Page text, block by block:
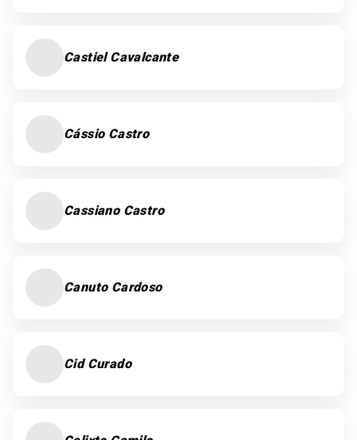
Castiel Cavalcante
Cássio Castro
Cassiano Castro
Canuto Cardoso
Cid Curado